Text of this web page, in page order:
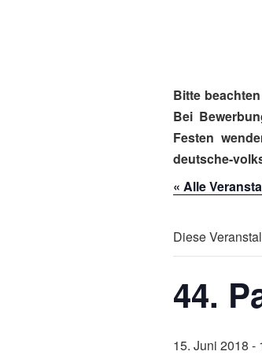
Bitte
Bei
Festen
deutsche-
« Alle
Diese
44.
15. Juni 2018 -